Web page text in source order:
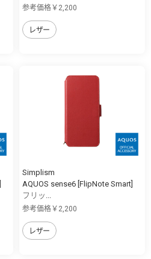
参考価格￥2,200
レザー
Simplism
AQUOS sense6 [FlipNote Smart]
フリッ...
参考価格￥2,200
レザー